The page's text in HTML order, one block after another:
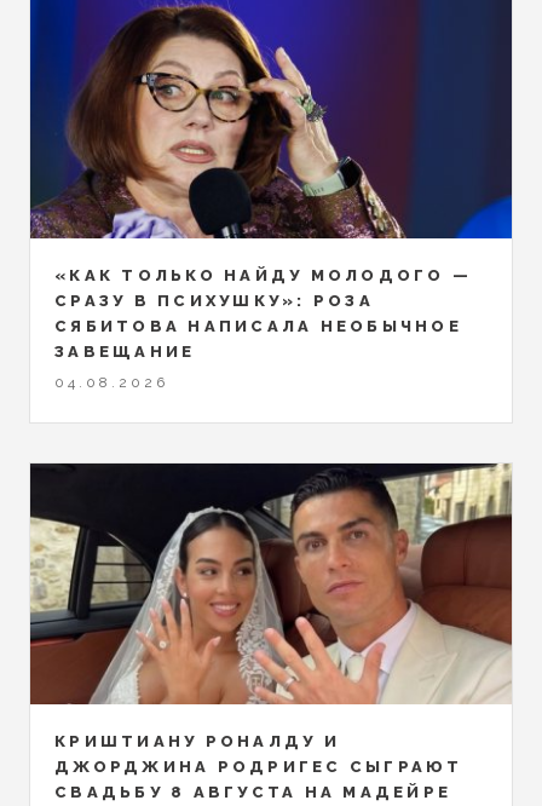
«КАК ТОЛЬКО НАЙДУ МОЛОДОГО —
СРАЗУ В ПСИХУШКУ»: РОЗА
СЯБИТОВА НАПИСАЛА НЕОБЫЧНОЕ
ЗАВЕЩАНИЕ
04.08.2026
КРИШТИАНУ РОНАЛДУ И
ДЖОРДЖИНА РОДРИГЕС СЫГРАЮТ
СВАДЬБУ 8 АВГУСТА НА МАДЕЙРЕ